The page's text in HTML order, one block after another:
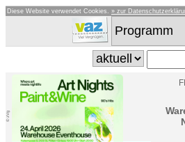
Diese Website verwendet Cookies. » zur
© zVg